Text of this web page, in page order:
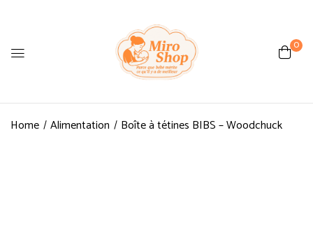
0
Home Alimentation Boîte à tétines BIBS – Woodchuck